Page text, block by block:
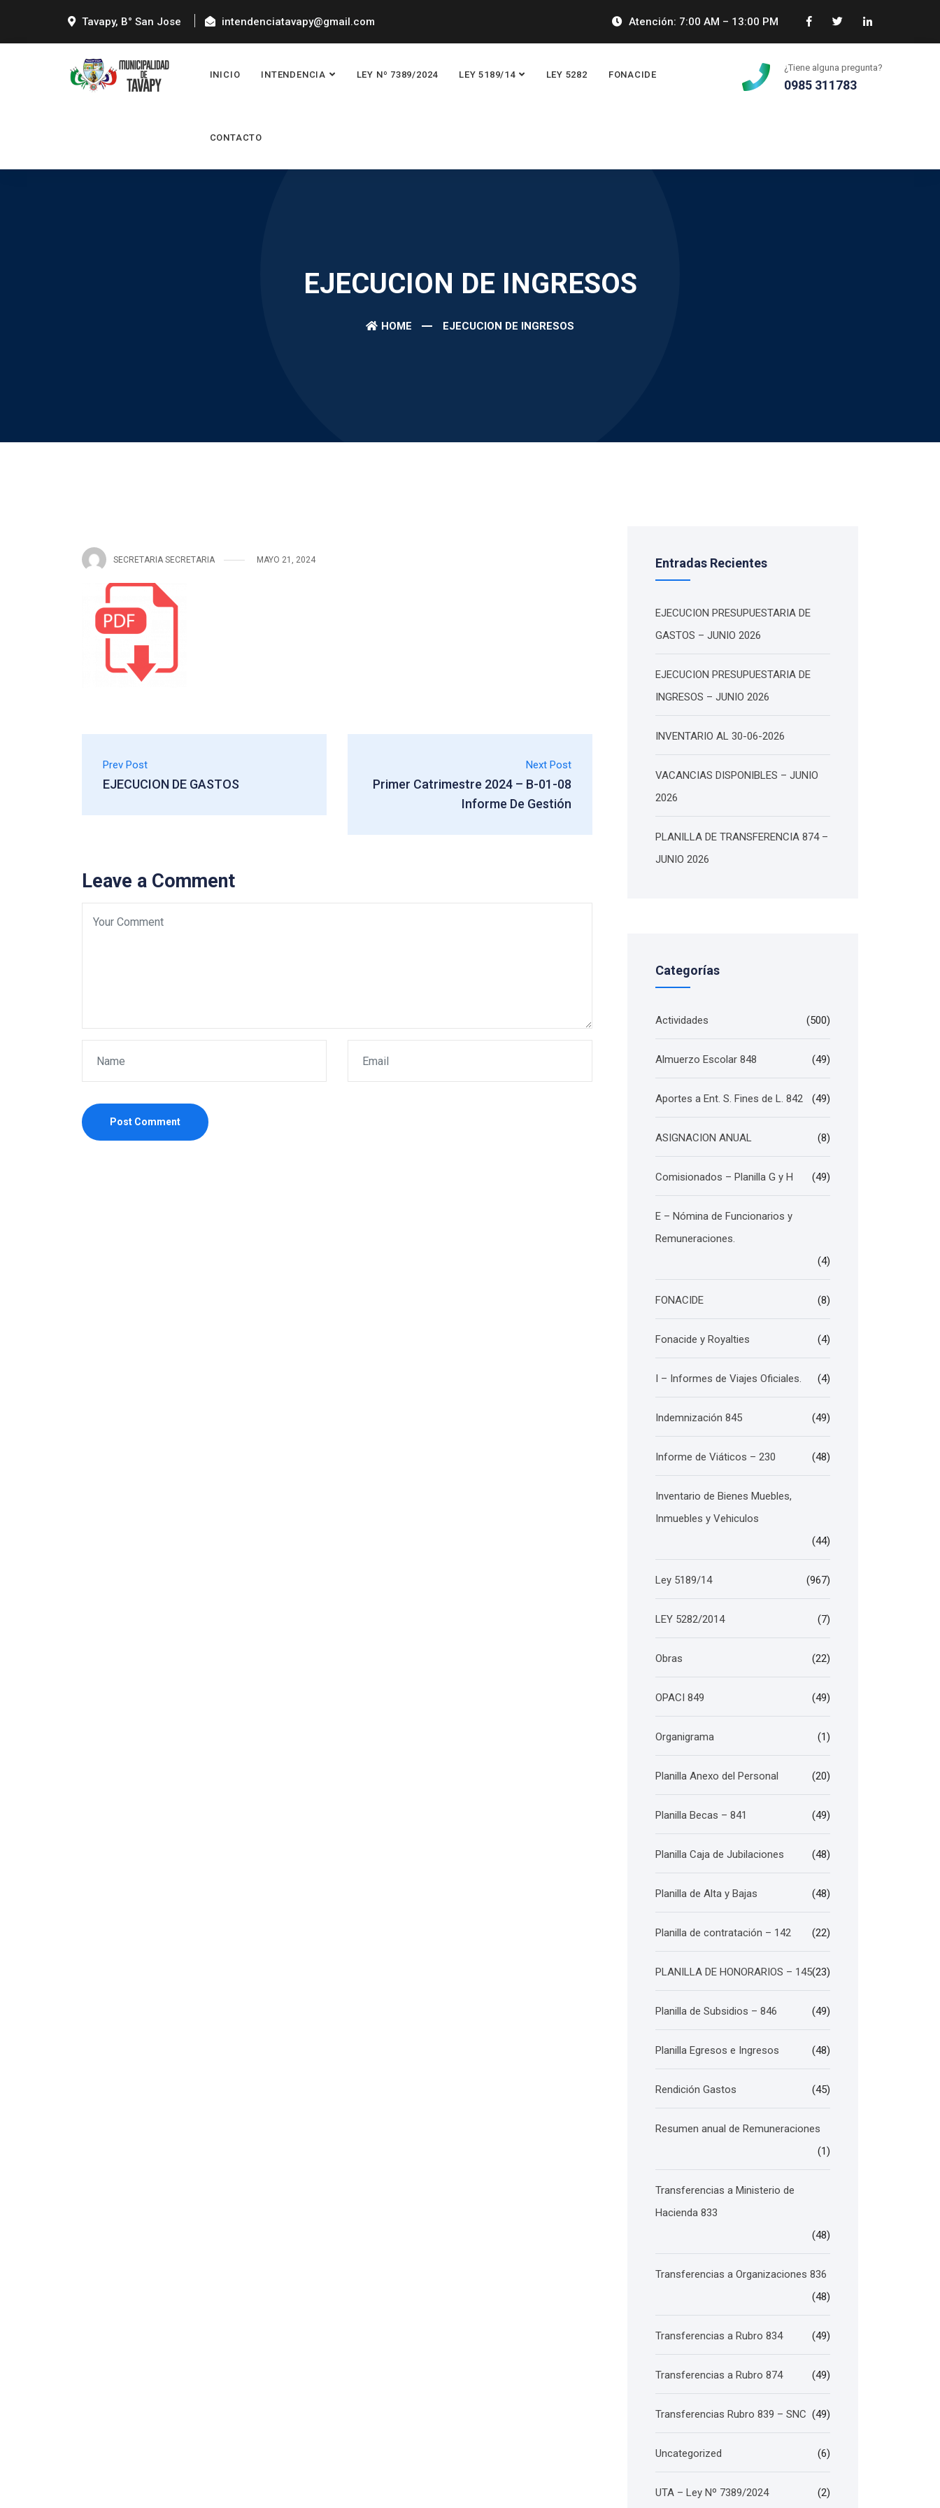
Tavapy, B° San Jose intendenciatavapy@gmail.com Atención: 7:00 AM – 13:00 PM
¿Tiene alguna pregunta?
0985 311783
INICIO INTENDENCIA LEY Nº 7389/2024 LEY 5189/14 LEY 5282 FONACIDE
CONTACTO
EJECUCION DE INGRESOS
HOME EJECUCION DE INGRESOS
SECRETARIA SECRETARIA MAYO 21, 2024
Prev Post
EJECUCION DE GASTOS
Next Post
Primer Catrimestre 2024 – B-01-08
Informe De Gestión
Leave a Comment
Post Comment
Entradas Recientes
EJECUCION PRESUPUESTARIA DE
GASTOS – JUNIO 2026
EJECUCION PRESUPUESTARIA DE
INGRESOS – JUNIO 2026
INVENTARIO AL 30-06-2026
VACANCIAS DISPONIBLES – JUNIO
2026
PLANILLA DE TRANSFERENCIA 874 –
JUNIO 2026
Categorías
Actividades (500)
Almuerzo Escolar 848 (49)
Aportes a Ent. S. Fines de L. 842 (49)
ASIGNACION ANUAL (8)
Comisionados – Planilla G y H (49)
E – Nómina de Funcionarios y
Remuneraciones.
(4)
FONACIDE (8)
Fonacide y Royalties (4)
I – Informes de Viajes Oficiales. (4)
Indemnización 845 (49)
Informe de Viáticos – 230 (48)
Inventario de Bienes Muebles,
Inmuebles y Vehiculos
(44)
Ley 5189/14 (967)
LEY 5282/2014 (7)
Obras (22)
OPACI 849 (49)
Organigrama (1)
Planilla Anexo del Personal (20)
Planilla Becas – 841 (49)
Planilla Caja de Jubilaciones (48)
Planilla de Alta y Bajas (48)
Planilla de contratación – 142 (22)
PLANILLA DE HONORARIOS – 145(23)
Planilla de Subsidios – 846 (49)
Planilla Egresos e Ingresos (48)
Rendición Gastos (45)
Resumen anual de Remuneraciones
(1)
Transferencias a Ministerio de
Hacienda 833
(48)
Transferencias a Organizaciones 836
(48)
Transferencias a Rubro 834 (49)
Transferencias a Rubro 874 (49)
Transferencias Rubro 839 – SNC (49)
Uncategorized (6)
UTA – Ley Nº 7389/2024 (2)